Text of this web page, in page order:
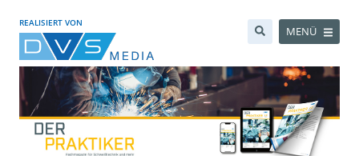
REALISIERT VON
MENÜ